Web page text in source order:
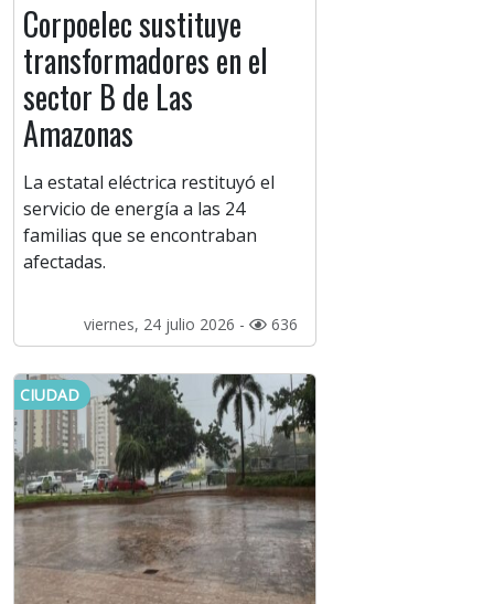
Corpoelec sustituye
transformadores en el
sector B de Las
Amazonas
La estatal eléctrica restituyó el
servicio de energía a las 24
familias que se encontraban
afectadas.
viernes, 24 julio 2026 - 636
CIUDAD